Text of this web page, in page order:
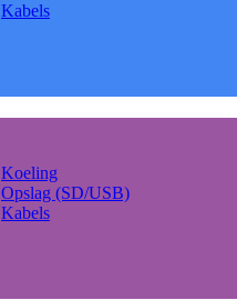
Kabels
Koeling
Opslag (SD/USB)
Kabels